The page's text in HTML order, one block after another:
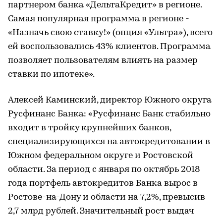
партнером банка «ДельтаКредит» в регионе.
Самая популярная программа в регионе -
«Назначь свою ставку!» (опция «Ультра»), всего
ей воспользовались 43% клиентов. Программа
позволяет пользователям влиять на размер
ставки по ипотеке».
Алексей Каминский, директор Южного округа
Русфинанс Банка: «Русфинанс Банк стабильно
входит в тройку крупнейших банков,
специализирующихся на автокредитовании в
Южном федеральном округе и Ростовской
области. За период с января по октябрь 2018
года портфель автокредитов Банка вырос в
Ростове-на-Дону и области на 7,2%, превысив
2,7 млрд рублей. Значительный рост выдач